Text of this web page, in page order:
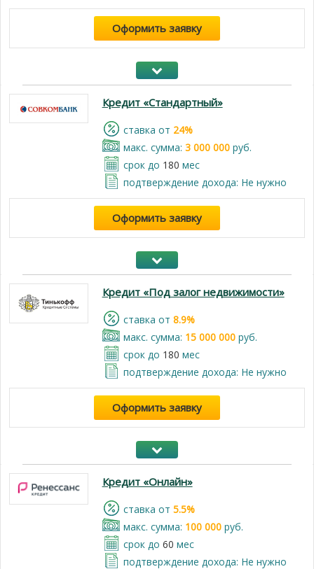
Оформить заявку
Кредит «Стандартный»
cтавка от 24%
макс. сумма: 3 000 000руб.
срок до 180 мес
подтверждение дохода: Не нужно
Оформить заявку
Кредит «Под залог недвижимости»
cтавка от 8.9%
макс. сумма: 15 000 000руб.
срок до 180 мес
подтверждение дохода: Не нужно
Оформить заявку
Кредит «Онлайн»
cтавка от 5.5%
макс. сумма: 100 000руб.
срок до 60 мес
подтверждение дохода: Не нужно